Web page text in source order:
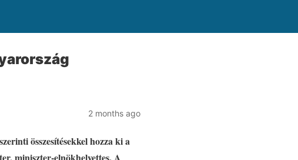
2 months ago
összesítésekkel hozza ki a